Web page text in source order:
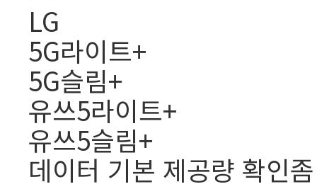
LG
5G라이트+
5G슬림+
유쓰5라이트+
유쓰5슬림+
데이터 기본 제공량 확인